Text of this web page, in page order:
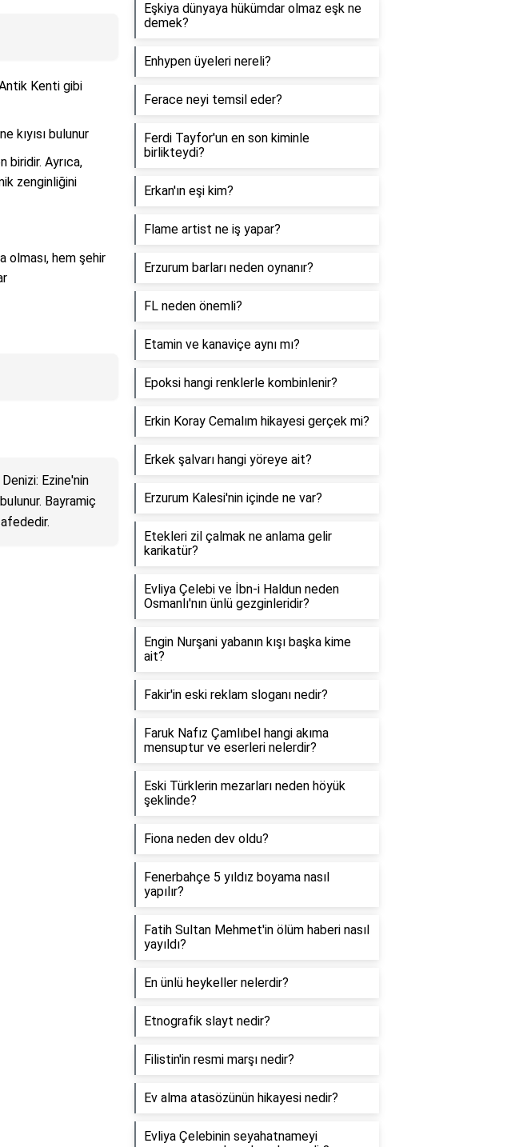
Kenti gibi
kıyısı bulunur
biridir. Ayrıca,
zenginliğini
olması, hem şehir
Ezine'nin
Bayramiç
Eşkiya dünyaya hükümdar olmaz eşk ne
demek?
Enhypen üyeleri nereli?
Ferace neyi temsil eder?
Ferdi Tayfor'un en son kiminle
birlikteydi?
Erkan'ın eşi kim?
Flame artist ne iş yapar?
Erzurum barları neden oynanır?
FL neden önemli?
Etamin ve kanaviçe aynı mı?
Epoksi hangi renklerle kombinlenir?
Erkin Koray Cemalım hikayesi gerçek mi?
Erkek şalvarı hangi yöreye ait?
Erzurum Kalesi'nin içinde ne var?
Etekleri zil çalmak ne anlama gelir
karikatür?
Evliya Çelebi ve İbn-i Haldun neden
Osmanlı'nın ünlü gezginleridir?
Engin Nurşani yabanın kışı başka kime
ait?
Fakir'in eski reklam sloganı nedir?
Faruk Nafız Çamlıbel hangi akıma
mensuptur ve eserleri nelerdir?
Eski Türklerin mezarları neden höyük
şeklinde?
Fiona neden dev oldu?
Fenerbahçe 5 yıldız boyama nasıl
yapılır?
Fatih Sultan Mehmet'in ölüm haberi nasıl
yayıldı?
En ünlü heykeller nelerdir?
Etnografik slayt nedir?
Filistin'in resmi marşı nedir?
Ev alma atasözünün hikayesi nedir?
Evliya Çelebinin seyahatnameyi